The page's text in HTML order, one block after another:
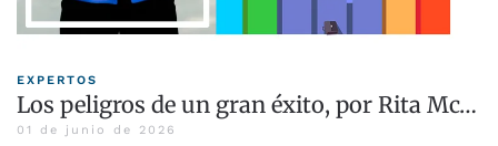
EXPERTOS
Los peligros de un gran éxito, por Rita Mc…
01 de junio de 2026